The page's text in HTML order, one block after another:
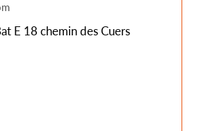
E 18 chemin des Cuers